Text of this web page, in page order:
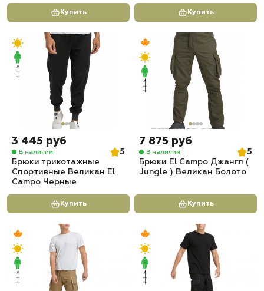
Купить Купить
3 445 руб
В наличии
5
Брюки трикотажные
Спортивные Великан El
Campo Черные
Купить
7 875 руб
В наличии
5
Брюки El Campo Джангл (
Jungle ) Великан Болото
Купить